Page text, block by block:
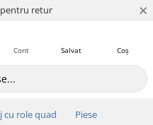
pentru retur
5 ×
Coș
Salvat
Cont
cu role quad
Piese